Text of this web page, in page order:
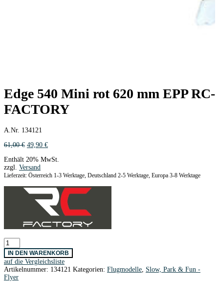
Edge 540 Mini rot 620 mm EPP RC-
FACTORY
A.Nr. 134121
61,00€ Ursprünglicher
war:
61,00 €
49,90 €Aktueller
ist:
Enthält 20% MwSt.
zzgl. Versand
Lieferzeit: Österreich 1-3 Werktage, Deutschland 2-5 Werktage, Europa 3-8 Werktage
Edge
540
Mini
rot
620
mm
IN DEN WARENKORB
auf die Vergleichsliste
Artikelnummer: 134121 Kategorien: Flugmodelle Slow, Park & Fun -
Flyer